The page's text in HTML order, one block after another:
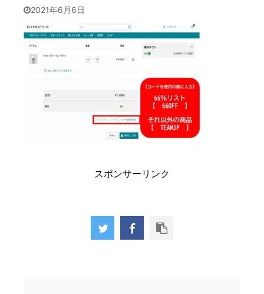
2021年6月6日
スポンサーリンク